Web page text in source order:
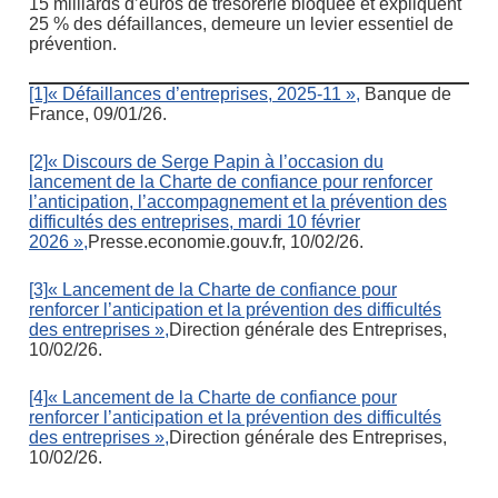
15 milliards d’euros de trésorerie bloquée et expliquent
25 % des défaillances, demeure un levier essentiel de
prévention.
[1]« Défaillances d’entreprises, 2025-11 », Banque de
France, 09/01/26.
[2]« Discours de Serge Papin à l’occasion du
lancement de la Charte de confiance pour renforcer
l’anticipation, l’accompagnement et la prévention des
difficultés des entreprises, mardi 10 février
2026 »,Presse.economie.gouv.fr, 10/02/26.
[3]« Lancement de la Charte de confiance pour
renforcer l’anticipation et la prévention des difficultés
des entreprises »,Direction générale des Entreprises,
10/02/26.
[4]« Lancement de la Charte de confiance pour
renforcer l’anticipation et la prévention des difficultés
des entreprises »,Direction générale des Entreprises,
10/02/26.